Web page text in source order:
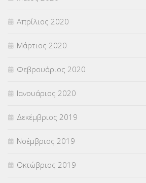
Απρίλιος 2020
Μάρτιος 2020
Φεβρουάριος 2020
Ιανουάριος 2020
Δεκέμβριος 2019
Νοέμβριος 2019
Οκτώβριος 2019